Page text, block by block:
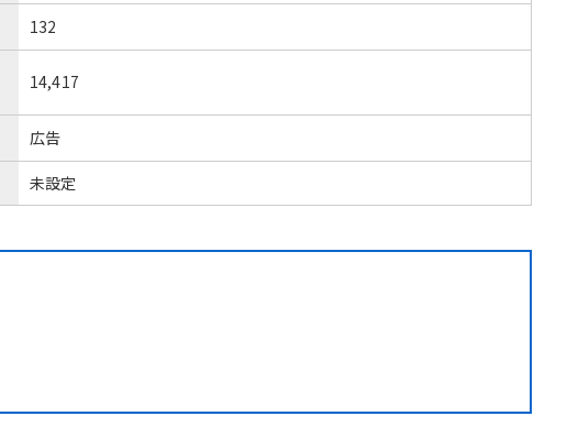
132
14,417
広告
未設定